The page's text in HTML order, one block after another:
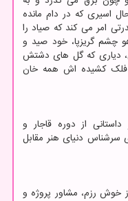
اسیری که در دام مانده
امر می کند که صیاد را
آهو چشم گریزپا، خود صید و
دیاری که گل های دشتش
فلک کشیده اش همه خان
از دوره قاجار و
سرشناس دنیای هنر مقابل
خوش رزم، مشاور پروژه و